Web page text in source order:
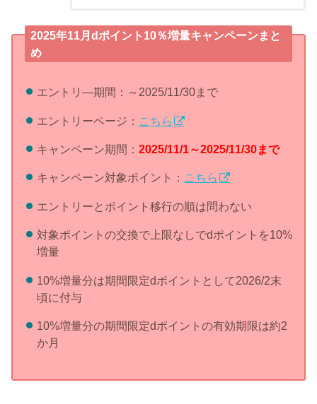
2025年11月dポイント10％増量キャンペーンまと
め
エントリ―期間：～2025/11/30まで
エントリーページ： こちら
キャンペーン期間： 2025/11/1～2025/11/30まで
キャンペーン対象ポイント： こちら
エントリーとポイント移行の順は問わない
対象ポイントの交換で上限なしでdポイントを10%
増量
10%増量分は期間限定dポイントとして2026/2末
頃に付与
10%増量分の期間限定dポイントの有効期限は約2
か月